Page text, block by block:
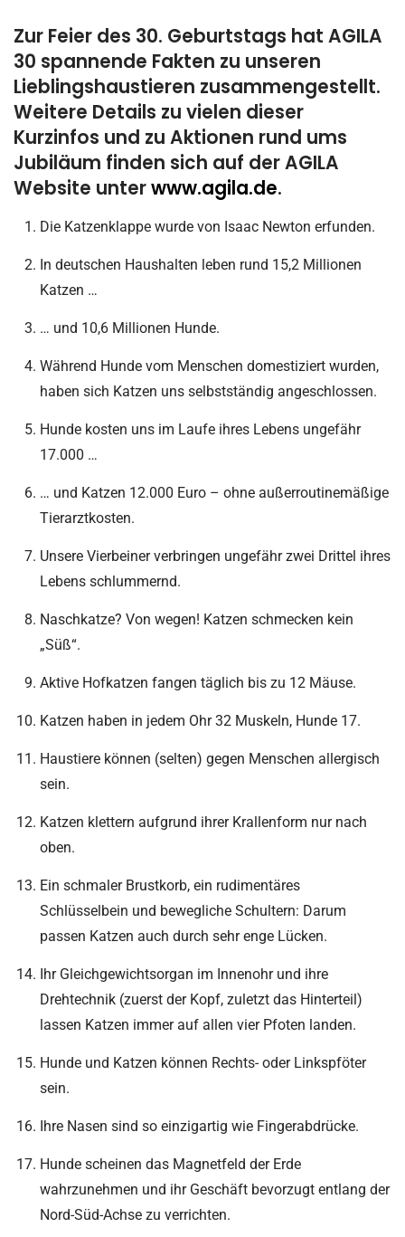
Zur Feier des 30. Geburtstags hat AGILA
30 spannende Fakten zu unseren
Lieblingshaustieren zusammengestellt.
Weitere Details zu vielen dieser
Kurzinfos und zu Aktionen rund ums
Jubiläum finden sich auf der AGILA
Website unterwww.agila.de.
Die Katzenklappe wurde von Isaac Newton erfunden.
In deutschen Haushalten leben rund 15,2 Millionen
Katzen …
… und 10,6 Millionen Hunde.
Während Hunde vom Menschen domestiziert wurden,
haben sich Katzen uns selbstständig angeschlossen.
Hunde kosten uns im Laufe ihres Lebens ungefähr
17.000 …
… und Katzen 12.000 Euro – ohne außerroutinemäßige
Tierarztkosten.
Unsere Vierbeiner verbringen ungefähr zwei Drittel ihres
Lebens schlummernd.
Naschkatze? Von wegen! Katzen schmecken kein
„Süß“.
Aktive Hofkatzen fangen täglich bis zu 12 Mäuse.
Katzen haben in jedem Ohr 32 Muskeln, Hunde 17.
Haustiere können (selten) gegen Menschen allergisch
sein.
Katzen klettern aufgrund ihrer Krallenform nur nach
oben.
Ein schmaler Brustkorb, ein rudimentäres
Schlüsselbein und bewegliche Schultern: Darum
passen Katzen auch durch sehr enge Lücken.
Ihr Gleichgewichtsorgan im Innenohr und ihre
Drehtechnik (zuerst der Kopf, zuletzt das Hinterteil)
lassen Katzen immer auf allen vier Pfoten landen.
Hunde und Katzen können Rechts- oder Linkspföter
sein.
Ihre Nasen sind so einzigartig wie Fingerabdrücke.
Hunde scheinen das Magnetfeld der Erde
wahrzunehmen und ihr Geschäft bevorzugt entlang der
Nord-Süd-Achse zu verrichten.